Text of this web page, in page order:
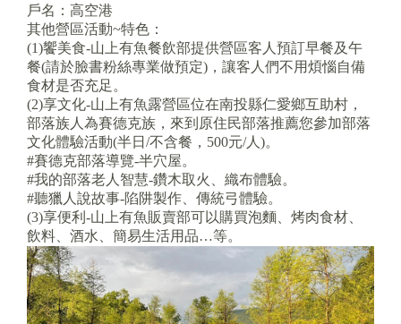
戶名：高空港
其他營區活動~特色：
(1)饗美食-山上有魚餐飲部提供營區客人預訂早餐及午
餐(請於臉書粉絲專業做預定)，讓客人們不用煩惱自備
食材是否充足。
(2)享文化-山上有魚露營區位在南投縣仁愛鄉互助村，
部落族人為賽德克族，來到原住民部落推薦您參加部落
文化體驗活動(半日/不含餐，500元/人)。
#賽德克部落導覽-半穴屋。
#我的部落老人智慧-鑽木取火、織布體驗。
#聽獵人說故事-陷阱製作、傳統弓體驗。
(3)享便利-山上有魚販賣部可以購買泡麵、烤肉食材、
飲料、酒水、簡易生活用品…等。